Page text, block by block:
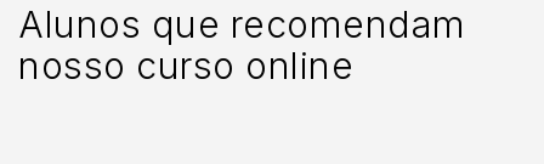
Alunos que recomendam
nosso curso online